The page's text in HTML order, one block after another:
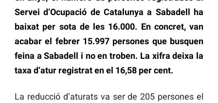
Servei d’Ocupació de Catalunya a Sabadell ha
baixat per sota de les 16.000. En concret, van
acabar el febrer 15.997 persones que busquen
feina a Sabadell i no en troben. La xifra deixa la
taxa d’atur registrat en el 16,58 per cent.
La reducció d’aturats va ser de 205 persones el